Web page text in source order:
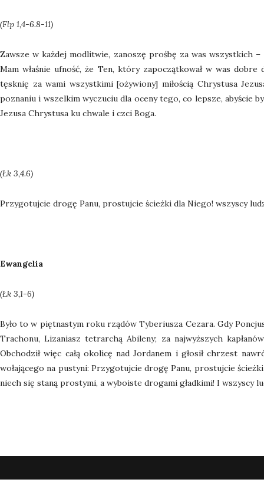
(Flp 1,4-6.8-11)
Zawsze w każdej modlitwie, zanoszę prośbę za was wszystkich
Mam właśnie ufność, że Ten, który zapoczątkował w was
tęsknię za wami wszystkimi [ożywiony] miłością Chrystusa
poznaniu i wszelkim wyczuciu dla oceny tego, co lepsze, abyście
Jezusa Chrystusa ku chwale i czci Boga.
(Łk 3,4.6)
Przygotujcie drogę Panu, prostujcie ścieżki dla Niego! wszyscy
Ewangelia
(Łk 3,1-6)
Było to w piętnastym roku rządów Tyberiusza Cezara. Gdy
Trachonu, Lizaniasz tetrarchą Abileny; za najwyższych
Obchodził więc całą okolicę nad Jordanem i głosił chrzest
wołającego na pustyni: Przygotujcie drogę Panu, prostujcie
niech się staną prostymi, a wyboiste drogami gładkimi! I wszyscy